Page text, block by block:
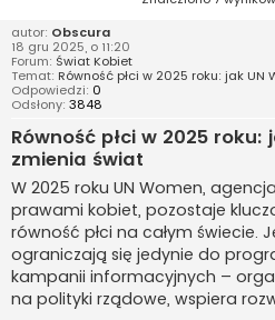
autor: Obscura
18 gru 2025, o 11:20
Forum: Świat Kobiet
Temat: Równość płci w 2025 roku: jak
Odpowiedzi: 0
Odsłony: 3848
Równość płci w 2025 roku:
zmienia świat
W 2025 roku UN Women,
prawami kobiet, pozostaje
równość płci na całym świecie.
ograniczają się jedynie do
kampanii informacyjnych –
na polityki rządowe, wspiera